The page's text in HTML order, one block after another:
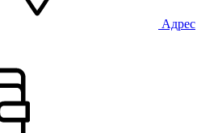
Адрес